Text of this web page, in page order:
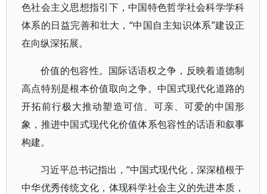
色社会主义思想指引下，中国特色哲学社会科学学科
体系的日益完善和壮大，“中国自主知识体系”建设正
在向纵深拓展。
价值的包容性。国际话语权之争，反映着道德制
高点特别是根本价值取向之争。中国式现代化道路的
开拓前行极大推动塑造可信、可亲、可爱的中国形
象，推进中国式现代化价值体系包容性的话语和叙事
构建。
习近平总书记指出，“中国式现代化，深深植根于
中华优秀传统文化，体现科学社会主义的先进本质，